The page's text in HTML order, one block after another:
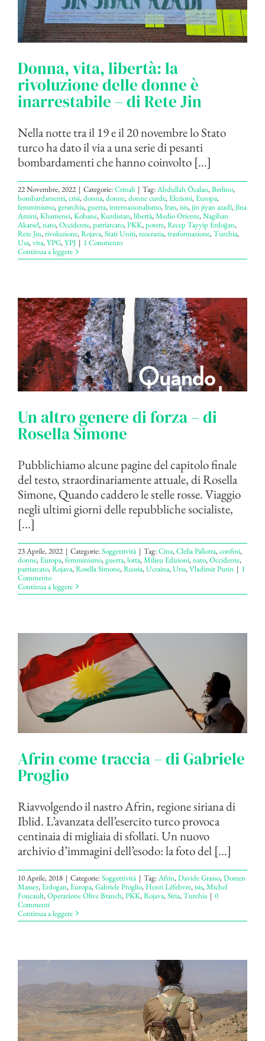
Donna, vita, libertà: la
rivoluzione delle donne è
inarrestabile – di Rete Jin
Nella notte tra il 19 e il 20 novembre lo Stato
turco ha dato il via a una serie di pesanti
bombardamenti che hanno coinvolto [...]
22 Novembre, 2022 | Categorie:Crinali | Tag:Abdullah Öcalan,Berlino,
bombardamenti,crisi,donna,donne,donne curde,Elezioni,Europa,
femminismo,gerarchia,guerra,internazionalismo,Iran,isis,jin jiyan azadî,Jîna
Amini,Khamenei,Kobane,Kurdistan,libertà,Medio Oriente,Nagihan
Akarsel,nato,Occidente,patriarcato,PKK,potere,Recep Tayyip Erdoğan,
Rete Jin,rivoluzione,Rojava,Stati Uniti,teocrazia,trasformazione,Turchia,
Usa,vita,YPG,YPJ | 1 Commento
Continua a leggere
Un altro genere di forza – di
Rosella Simone
Pubblichiamo alcune pagine del capitolo finale
del testo, straordinariamente attuale, di Rosella
Simone, Quando caddero le stelle rosse. Viaggio
negli ultimi giorni delle repubbliche socialiste,
[...]
23 Aprile, 2022 | Categorie:Soggettività | Tag:Cina,Clelia Pallotta,confini,
donne,Europa,femminismo,guerra,lotta,Milieu Edizioni,nato,Occidente,
patriarcato,Rojava,Rosella Simone,Russia,Ucraina,Urss,Vladimir Putin | 1
Commento
Continua a leggere
Afrin come traccia – di Gabriele
Proglio
Riavvolgendo il nastro Afrin, regione siriana di
Iblid. L’avanzata dell’esercito turco provoca
centinaia di migliaia di sfollati. Un nuovo
archivio d’immagini dell’esodo: la foto del [...]
10 Aprile, 2018 | Categorie:Soggettività | Tag:Afrin,Davide Grasso,Doreen
Massey,Erdogan,Europa,Gabriele Proglio,Henri Léfebvre,isis,Michel
Foucault,Operazione Olive Branch,PKK,Rojava,Siria,Turchia | 0
Commenti
Continua a leggere